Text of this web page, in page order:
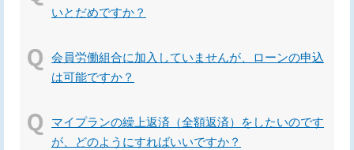
いとだめですか？
会員労働組合に加入していませんが、ローンの申込
は可能ですか？
マイプランの繰上返済（全額返済）をしたいのです
が、どのようにすればいいですか？